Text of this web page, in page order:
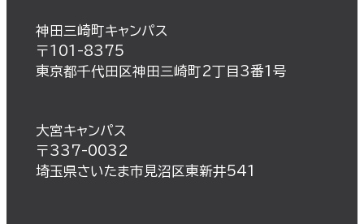
神田三崎町キャンパス
〒101-8375
東京都千代田区神田三崎町2丁目3番1号
大宮キャンパス
〒337-0032
埼玉県さいたま市見沼区東新井541